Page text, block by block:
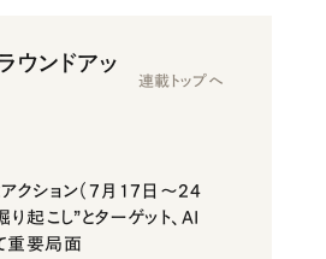
ウンドアッ
連載トップへ
クション（7月17日～24
起こし”とターゲット、AI
重要局面